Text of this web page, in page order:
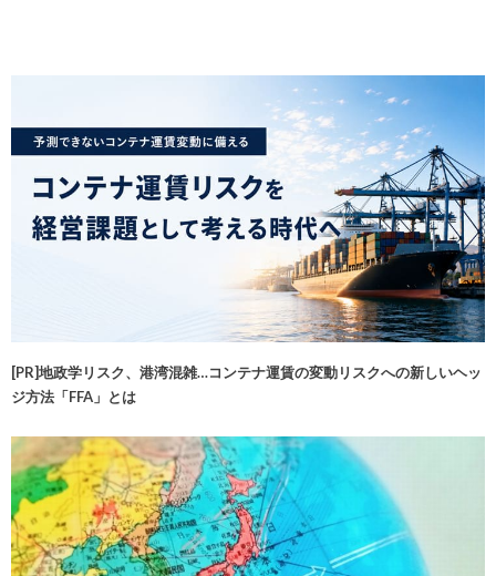
[PR]地政学リスク、港湾混雑…コンテナ運賃の変動リスクへの新しいヘッ
ジ方法「FFA」とは